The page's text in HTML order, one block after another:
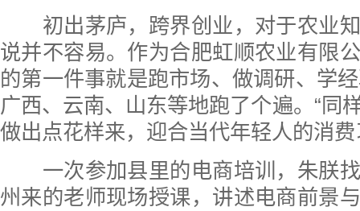
初出茅庐，跨界创业，对于农业知
说并不容易。作为合肥虹顺农业有限
的第一件事就是跑市场、做调研、学
广西、云南、山东等地跑了个遍。“同
做出点花样来，迎合当代年轻人的消费
一次参加县里的电商培训，朱朕找
州来的老师现场授课，讲述电商前景